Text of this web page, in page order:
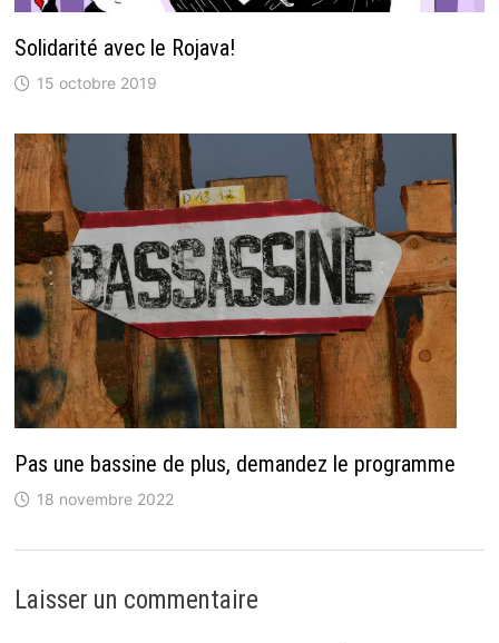
Solidarité avec le Rojava!
15 octobre 2019
Pas une bassine de plus, demandez le programme
18 novembre 2022
Laisser un commentaire